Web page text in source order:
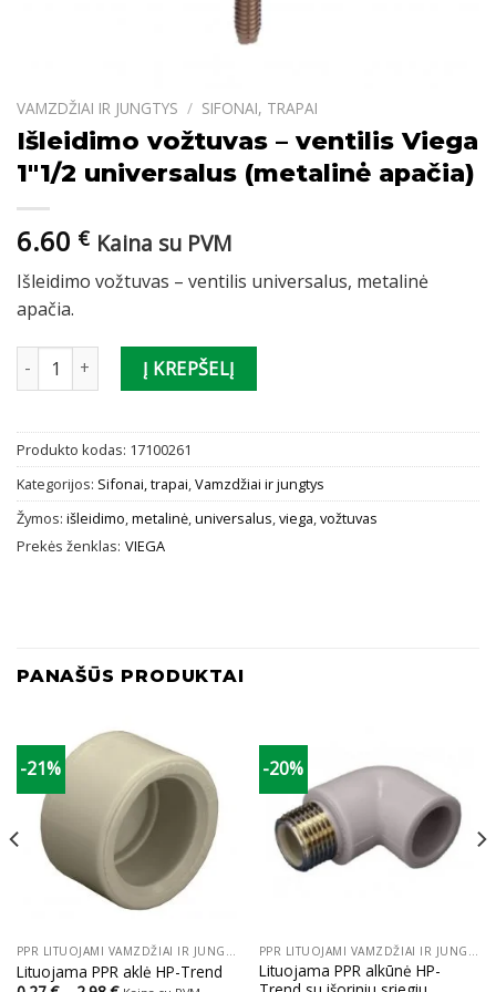
VAMZDŽIAI IR JUNGTYS / SIFONAI, TRAPAI
Išleidimo vožtuvas – ventilis Viega
1″1/2 universalus (metalinė apačia)
6.60 € Kaina su PVM
Išleidimo vožtuvas – ventilis universalus, metalinė
apačia.
produkto kiekis: Išleidimo vožtuvas - ventilis Viega 1"1/2
Į KREPŠELĮ
Produkto kodas: 17100261
Kategorijos: Sifonai, trapai Vamzdžiai ir jungtys
Žymos: išleidimo metalinė universalus viega vožtuvas
Prekės ženklas: VIEGA
PANAŠŪS PRODUKTAI
-21%
PPR LITUOJAMI VAMZDŽIAI IR JUNGTYS
Lituojama PPR aklė HP-Trend
-20%
PPR LITUOJAMI VAMZDŽIAI IR JUNGTYS
Lituojama PPR alkūnė HP-